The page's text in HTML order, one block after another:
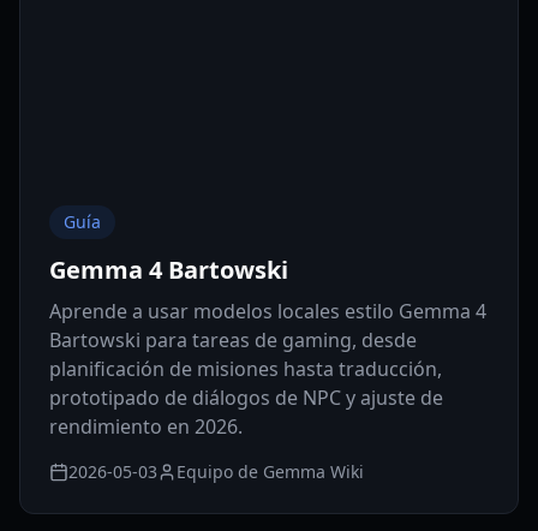
Guía
Gemma 4 Bartowski
Aprende a usar modelos locales estilo Gemma 4
Bartowski para tareas de gaming, desde
planificación de misiones hasta traducción,
prototipado de diálogos de NPC y ajuste de
rendimiento en 2026.
2026-05-03 Equipo de Gemma Wiki